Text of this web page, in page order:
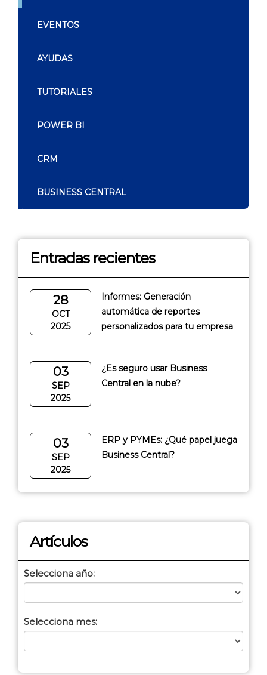
EVENTOS
AYUDAS
TUTORIALES
POWER BI
CRM
BUSINESS CENTRAL
Entradas recientes
28
OCT
2025
Informes: Generación
automática de reportes
personalizados para tu empresa
03
SEP
2025
¿Es seguro usar Business
Central en la nube?
03
SEP
2025
ERP y PYMEs: ¿Qué papel juega
Business Central?
Artículos
Selecciona año:
Selecciona mes: